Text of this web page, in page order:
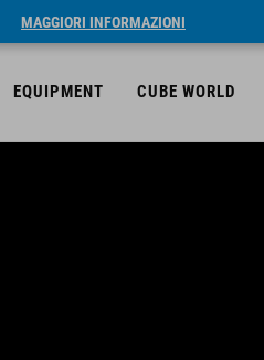
MAGGIORI INFORMAZIONI
EQUIPMENT CUBE WORLD